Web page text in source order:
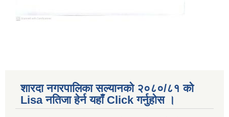
शारदा नगरपालिका सल्यानको २०८०/८१ को
Lisa नतिजा हेर्न यहाँ Click गर्नुहोस ।